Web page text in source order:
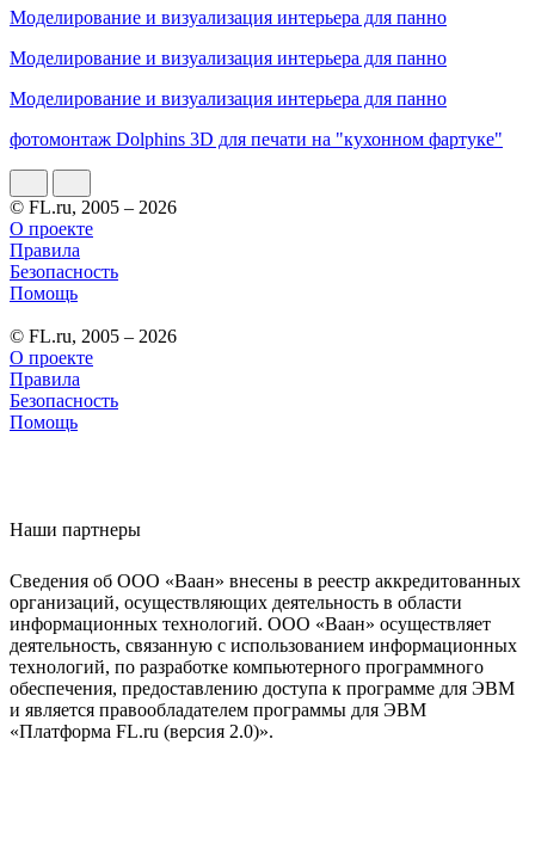
Моделирование и визуализация интерьера для панно
Моделирование и визуализация интерьера для панно
Моделирование и визуализация интерьера для панно
фотомонтаж Dolphins 3D для печати на "кухонном фартуке"
© FL.ru, 2005 – 2026
О проекте
Правила
Безопасность
Помощь
© FL.ru, 2005 – 2026
О проекте
Правила
Безопасность
Помощь
Наши партнеры
Сведения об ООО «Ваан» внесены в реестр аккредитованных
организаций, осуществляющих деятельность в области
информационных технологий. ООО «Ваан» осуществляет
деятельность, связанную с использованием информационных
технологий, по разработке компьютерного программного
обеспечения, предоставлению доступа к программе для ЭВМ
и является правообладателем программы для ЭВМ
«Платформа FL.ru (версия 2.0)».